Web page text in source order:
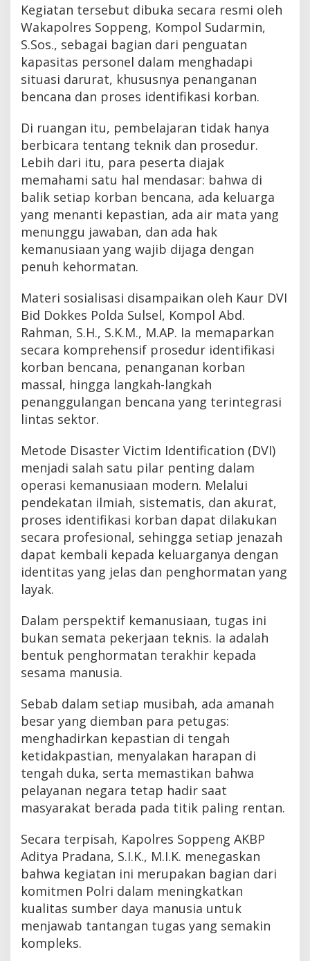
Kegiatan tersebut dibuka secara resmi oleh
Wakapolres Soppeng, Kompol Sudarmin,
S.Sos., sebagai bagian dari penguatan
kapasitas personel dalam menghadapi
situasi darurat, khususnya penanganan
bencana dan proses identifikasi korban.
Di ruangan itu, pembelajaran tidak hanya
berbicara tentang teknik dan prosedur.
Lebih dari itu, para peserta diajak
memahami satu hal mendasar: bahwa di
balik setiap korban bencana, ada keluarga
yang menanti kepastian, ada air mata yang
menunggu jawaban, dan ada hak
kemanusiaan yang wajib dijaga dengan
penuh kehormatan.
Materi sosialisasi disampaikan oleh Kaur DVI
Bid Dokkes Polda Sulsel, Kompol Abd.
Rahman, S.H., S.K.M., M.AP. Ia memaparkan
secara komprehensif prosedur identifikasi
korban bencana, penanganan korban
massal, hingga langkah-langkah
penanggulangan bencana yang terintegrasi
lintas sektor.
Metode Disaster Victim Identification (DVI)
menjadi salah satu pilar penting dalam
operasi kemanusiaan modern. Melalui
pendekatan ilmiah, sistematis, dan akurat,
proses identifikasi korban dapat dilakukan
secara profesional, sehingga setiap jenazah
dapat kembali kepada keluarganya dengan
identitas yang jelas dan penghormatan yang
layak.
Dalam perspektif kemanusiaan, tugas ini
bukan semata pekerjaan teknis. Ia adalah
bentuk penghormatan terakhir kepada
sesama manusia.
Sebab dalam setiap musibah, ada amanah
besar yang diemban para petugas:
menghadirkan kepastian di tengah
ketidakpastian, menyalakan harapan di
tengah duka, serta memastikan bahwa
pelayanan negara tetap hadir saat
masyarakat berada pada titik paling rentan.
Secara terpisah, Kapolres Soppeng AKBP
Aditya Pradana, S.I.K., M.I.K. menegaskan
bahwa kegiatan ini merupakan bagian dari
komitmen Polri dalam meningkatkan
kualitas sumber daya manusia untuk
menjawab tantangan tugas yang semakin
kompleks.